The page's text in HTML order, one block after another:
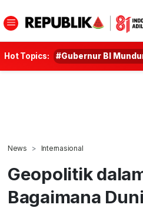
Hot Topics: #Gubernur BI
News Internasional
Geopolitik
Bagaimana